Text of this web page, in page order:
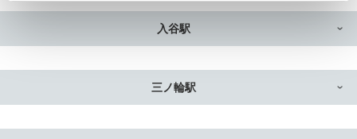
入谷駅
三ノ輪駅